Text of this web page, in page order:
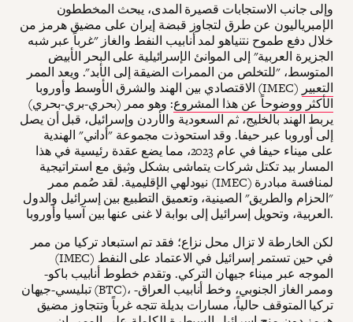
وإلى جانب الاستجابات قصيرة المدى، يبحث المخططون
الإمبرياليون عن طرق لتجاوز قبضة إيران على مضيق هرمز من
خلال دفع طموح نتنياهو لمد أنابيب النفط والغاز "غرباً عبر شبه
الجزيرة العربية" إلى الموانئ الإسرائيلية على البحر الأبيض
المتوسط، "للتخلص من الممرات الضيقة إلى الأبد". ويعد الممر
الاقتصادي بين الهند والشرق الأوسط وأوروبا (IMEC) التعبير
الأكثر ووضوحاً عن هذا المشروع: وهو ممر (بحري-بري-بحري)
يربط الهند بالخليج، ثم السعودية والأردن وإسرائيل، قبل أن يصل
إلى أوروبا عبر حيفا. وقد استحوذت مجموعة "أداني" الهندية
على ميناء حيفا في عام 2023، مما يضع عقدة رئيسية في هذا
المسار بيد تكتل شركات يتماشى بشكل وثيق مع استراتيجية
نيودلهي الإقليمية. لقد صُمم ممر (IMEC) لمنافسة مبادرة
"الحزام والطريق" الصينية، وتعميق التطبيع بين إسرائيل والدول
العربية، وتحويل إسرائيل إلى بوابة لا غنى عنها بين آسيا وأوروبا.
لكن الخارطة لا تزال محل نزاع؛ فقد تم استبعاد تركيا من ممر
(IMEC) في حين تستمر إسرائيل في الاعتماد على النفط
الموجه عبر ميناء جيهان التركي. وتقدم خطوط أنابيب باكو-
تبليسي-جيهان (BTC)، وممر الغاز الجنوبي، وخط أنابيب العراق-
تركيا المتوقف حالياً، مسارات بديلة تتجه غرباً وتتجاوز مضيق